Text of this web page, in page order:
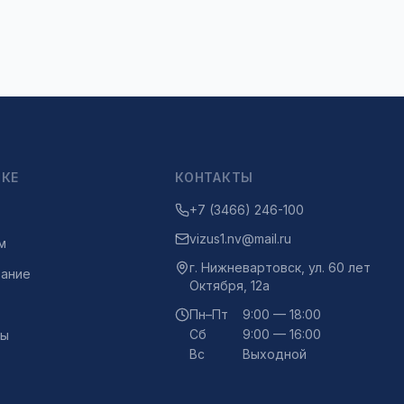
КОНТАКТЫ
+7 (3466) 246-100
vizus1.nv@mail.ru
г.Нижневартовск ,ул. 60 лет
Октября, 12а
Пн–Пт
9:00 — 18:00
Сб
9:00 — 16:00
Вс
Выходной